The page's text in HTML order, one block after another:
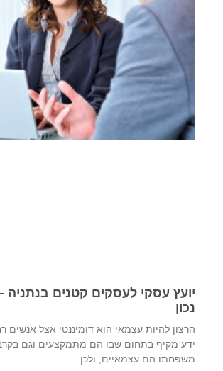
יועץ עסקי לעסקים קטנים בנתניה
נכון
הרצון להיות עצמאי הוא דומיננטי אצל אנשים
ידע מקיף בתחום שבו הם מתמקצעים וגם
משפחתו הם עצמאיים, ולכן